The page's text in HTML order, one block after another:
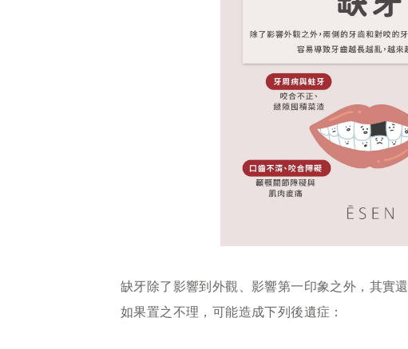
缺牙除了影響到外觀、影響第一印象之外，其實
如果置之不理，可能造成下列後遺症：